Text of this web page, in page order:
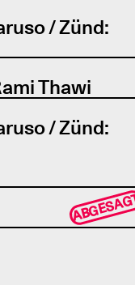
/ Zünd:
Thawi
/ Zünd: